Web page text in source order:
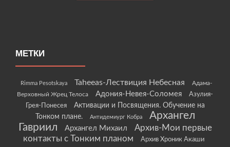
МЕТКИ
Rimma Pesotskaya Taheeas-Лествиция Небесная
Адама-
Верховный Жрец Телоса
Адония-Невея-Соломея
Азулия-
Грея-Понесея
Активации и Посвящения. Обучение на
Тонком плане.
Антидемиург Кобра
Архангел
Гавриил
Архангел Михаил
Архив-Мои первые
контакты с Тонким планом
Архив Хроник Акаши